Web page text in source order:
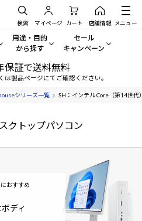
検索 マイページ カート 店舗情報 メニュー
すべてみる
用途・目的
から探す
一般向けパソコン
ゲーミングPC・ゲーム向けパソコン
クリエイティブ向け
学習向けパソコン
スペック/パーツ別
セール
キャンペーン
セール・キャンペー
期間限定セール
すべて新品の旧モデル製品
おすすめ目玉パソコン
今イチオシのパソコンをピ
Windows 11| Copilot+ PC
保証で送料無料
は製品ページにてご確認ください。
シリーズ一覧 SH：インテル Core（第14世
クトップパソコン
おすすめ
ディ